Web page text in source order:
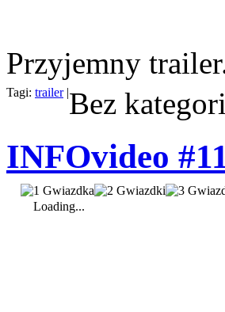
Przyjemny
Tagi: trailer |Bez
INFOvideo
Loading...